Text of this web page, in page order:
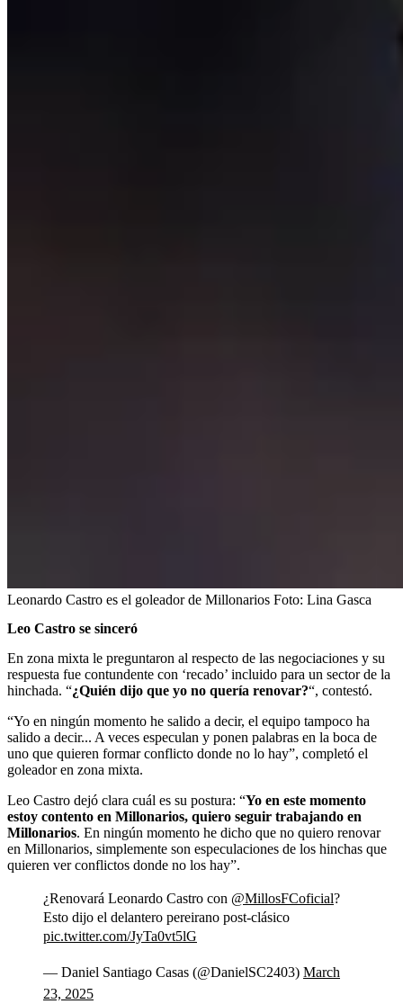
Leonardo Castro es el goleador de Millonarios Foto: Lina Gasca
Leo Castro se sinceró
En zona mixta le preguntaron al respecto de las negociaciones y su
respuesta fue contundente con ‘recado’ incluido para un sector de la
hinchada. “¿Quién dijo que yo no quería renovar?“, contestó.
“Yo en ningún momento he salido a decir, el equipo tampoco ha
salido a decir... A veces especulan y ponen palabras en la boca de
uno que quieren formar conflicto donde no lo hay”, completó el
goleador en zona mixta.
Leo Castro dejó clara cuál es su postura: “Yo en este momento
estoy contento en Millonarios, quiero seguir trabajando en
Millonarios. En ningún momento he dicho que no quiero renovar
en Millonarios, simplemente son especulaciones de los hinchas que
quieren ver conflictos donde no los hay”.
¿Renovará Leonardo Castro con @MillosFCoficial?
Esto dijo el delantero pereirano post-clásico
pic.twitter.com/JyTa0vt5lG
— Daniel Santiago Casas (@DanielSC2403) March
23, 2025